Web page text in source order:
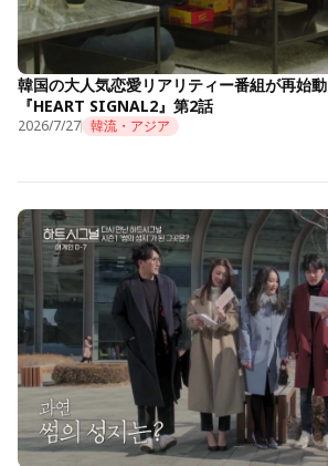
韓国の大人気恋愛リアリティー番組が再始
『HEART SIGNAL2』第2話
2026/7/27 韓流・アジア